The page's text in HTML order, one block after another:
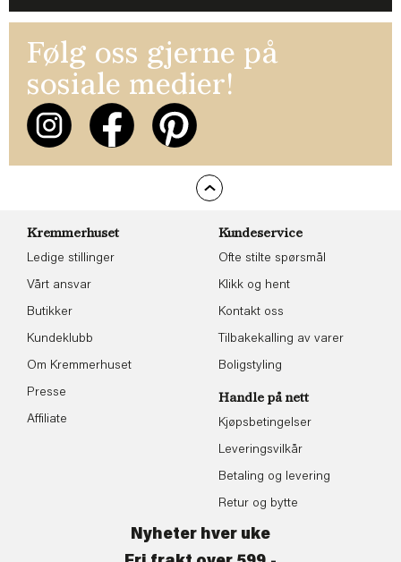
Følg oss gjerne på
sosiale medier!
Kremmerhuset
Ledige stillinger
Vårt ansvar
Butikker
Kundeklubb
Om Kremmerhuset
Presse
Affiliate
Kundeservice
Ofte stilte spørsmål
Klikk og hent
Kontakt oss
Tilbakekalling av varer
Boligstyling
Handle på nett
Kjøpsbetingelser
Leveringsvilkår
Betaling og levering
Retur og bytte
Nyheter hver uke